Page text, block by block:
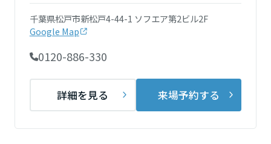
[MISAWA RELAY]
これから住まいをご検討の方
多彩な動画やこだわりが詰まった建築実例、注目の最新情報など、住
まいづくりを楽しく学べるデジタルラウンジです。
ホームラウンジ 土地活用・賃貸経営
実例動画や基礎知識、収納の工夫など、理想の住まいを叶えるリフォ
すべてのフィールドに新しい価値をデザインし、持続可能な未来志向
のまちづくりを実現していきます。
ミサワゼネラルソリューション
ームを結ぶコミュニケーションサイト。お得・便利・安心なコンテン
ミサワオーナーズクラブ
採用情報
新卒者採用
千葉県松戸市新松戸4-44-1 ソフエア第2ビル2F
Google Map
0120-886-330
詳細を見る 来場予約する
茨城県
栃木県
群馬県